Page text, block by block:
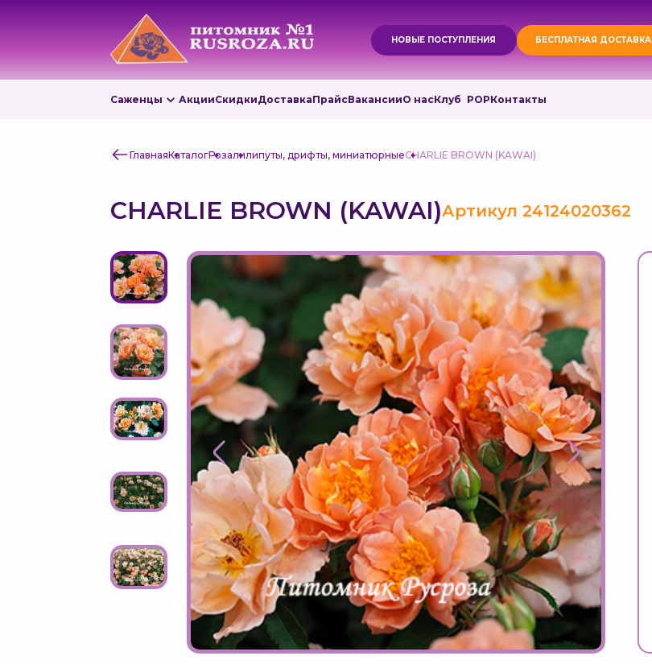
НОВЫЕ ПОСТУПЛЕНИЯ БЕСПЛАТНАЯ ДОСТАВКА
Саженцы АкцииСкидкиДоставкаПрайсВакансииО насКлуб РОРКонтакты
ГлавнаяКаталогРозалилипуты, дрифты, миниатюрныеCHARLIE BROWN (KAWAI)
CHARLIE BROWN (KAWAI)Артикул 24124020362